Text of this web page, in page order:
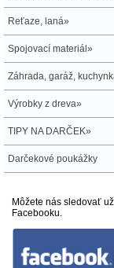
Reťaze, laná»
Spojovací materiál»
Záhrada, garáž,
Výrobky z dreva»
TIPY NA DARČEK»
Darčekové poukážky
Môžete nás sledovať
Facebooku.